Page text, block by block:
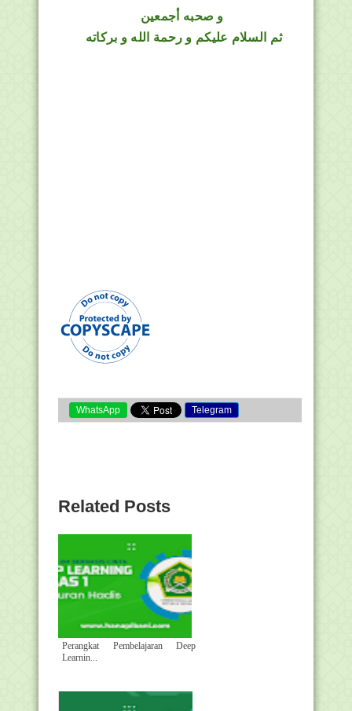
و صحبه أجمعين
ثم السلام عليكم و رحمة الله و بركاته
WhatsApp Telegram
Related Posts
Perangkat Pembelajaran Deep
Learnin...